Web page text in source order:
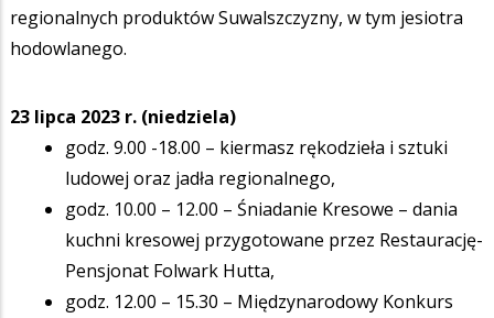
regionalnych produktów Suwalszczyzny, w tym jesiotra
hodowlanego.
23 lipca 2023 r. (niedziela)
godz. 9.00 -18.00 – kiermasz rękodzieła i sztuki
ludowej oraz jadła regionalnego,
godz. 10.00 – 12.00 – Śniadanie Kresowe – dania
kuchni kresowej przygotowane przez Restaurację-
Pensjonat Folwark Hutta,
godz. 12.00 – 15.30 – Międzynarodowy Konkurs